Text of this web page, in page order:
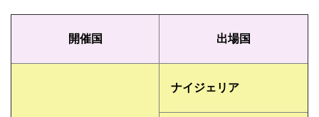
開催国 出場国
ナイジェリア